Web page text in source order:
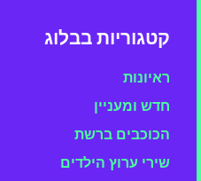
קטגוריות בבלוג
ראיונות
חדש ומעניין
הכוכבים ברשת
שירי ערוץ הילדים